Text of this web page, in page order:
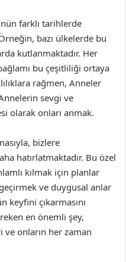
farklı tarihlerde
bazı ülkelerde bu
kutlanmaktadır. Her
bu çeşitliliği ortaya
rağmen, Anneler
sevgi ve
olarak onları anmak.
bizlere
hatırlatmaktadır. Bu özel
kılmak için planlar
ve duygusal anlar
keyfini çıkarmasını
en önemli şey,
ve onların her zaman